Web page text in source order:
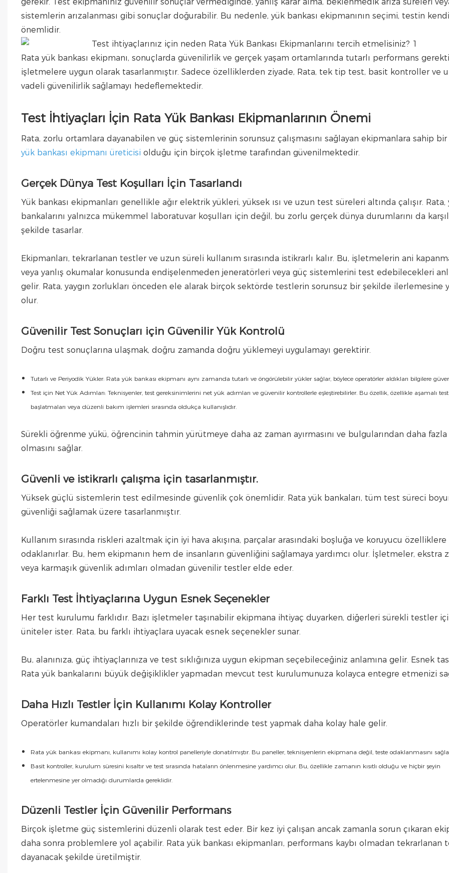
sistemlerin arızalanması gibi sonuçlar doğurabilir. Bu nedenle, yük bankası ekipmanının seçimi, testin
önemlidir.
Rata yük bankası ekipmanı, sonuçlarda güvenilirlik ve gerçek yaşam ortamlarında tutarlı performans
işletmelere uygun olarak tasarlanmıştır. Sadece özelliklerden ziyade, Rata, tek tip test, basit kontroller ve
vadeli güvenilirlik sağlamayı hedeflemektedir.
Test İhtiyaçları İçin Rata Yük Bankası Ekipmanlarının Önemi
Rata, zorlu ortamlara dayanabilen ve güç sistemlerinin sorunsuz çalışmasını sağlayan ekipmanlara sahip bir
yük bankası ekipmanı üreticisi olduğu için birçok işletme tarafından güvenilmektedir.
Gerçek Dünya Test Koşulları İçin Tasarlandı
Yük bankası ekipmanları genellikle ağır elektrik yükleri, yüksek ısı ve uzun test süreleri altında çalışır. Rata,
bankalarını yalnızca mükemmel laboratuvar koşulları için değil, bu zorlu gerçek dünya durumlarını da
şekilde tasarlar.
Ekipmanları, tekrarlanan testler ve uzun süreli kullanım sırasında istikrarlı kalır. Bu, işletmelerin ani
veya yanlış okumalar konusunda endişelenmeden jeneratörleri veya güç sistemlerini test edebilecekleri
gelir. Rata, yaygın zorlukları önceden ele alarak birçok sektörde testlerin sorunsuz bir şekilde ilerlemesine
olur.
Güvenilir Test Sonuçları için Güvenilir Yük Kontrolü
Doğru test sonuçlarına ulaşmak, doğru zamanda doğru yüklemeyi uygulamayı gerektirir.
Tutarlı ve Periyodik Yükler: Rata yük bankası ekipmanı aynı zamanda tutarlı ve öngörülebilir yükler sağlar, böylece operatörler aldıkları bilgilere
Test için Net Yük Adımları: Teknisyenler, test gereksinimlerini net yük adımları ve güvenilir kontrollerle eşleştirebilirler. Bu özellik, özellikle aşamalı
başlatmaları veya düzenli bakım işlemleri sırasında oldukça kullanışlıdır.
Sürekli öğrenme yükü, öğrencinin tahmin yürütmeye daha az zaman ayırmasını ve bulgularından daha
olmasını sağlar.
Güvenli ve istikrarlı çalışma için tasarlanmıştır.
Yüksek güçlü sistemlerin test edilmesinde güvenlik çok önemlidir. Rata yük bankaları, tüm test süreci
güvenliği sağlamak üzere tasarlanmıştır.
Kullanım sırasında riskleri azaltmak için iyi hava akışına, parçalar arasındaki boşluğa ve koruyucu özelliklere
odaklanırlar. Bu, hem ekipmanın hem de insanların güvenliğini sağlamaya yardımcı olur. İşletmeler, ekstra
veya karmaşık güvenlik adımları olmadan güvenilir testler elde eder.
Farklı Test İhtiyaçlarına Uygun Esnek Seçenekler
Her test kurulumu farklıdır. Bazı işletmeler taşınabilir ekipmana ihtiyaç duyarken, diğerleri sürekli testler
üniteler ister. Rata, bu farklı ihtiyaçlara uyacak esnek seçenekler sunar.
Bu, alanınıza, güç ihtiyaçlarınıza ve test sıklığınıza uygun ekipman seçebileceğiniz anlamına gelir. Esnek
Rata yük bankalarını büyük değişiklikler yapmadan mevcut test kurulumunuza kolayca entegre etmenizi
Daha Hızlı Testler İçin Kullanımı Kolay Kontroller
Operatörler kumandaları hızlı bir şekilde öğrendiklerinde test yapmak daha kolay hale gelir.
Rata yük bankası ekipmanı, kullanımı kolay kontrol panelleriyle donatılmıştır. Bu paneller, teknisyenlerin ekipmana değil, teste odaklanmasını
Basit kontroller, kurulum süresini kısaltır ve test sırasında hataların önlenmesine yardımcı olur. Bu, özellikle zamanın kısıtlı olduğu ve hiçbir şeyin
ertelenmesine yer olmadığı durumlarda gereklidir.
Düzenli Testler İçin Güvenilir Performans
Birçok işletme güç sistemlerini düzenli olarak test eder. Bir kez iyi çalışan ancak zamanla sorun çıkaran
daha sonra problemlere yol açabilir. Rata yük bankası ekipmanları, performans kaybı olmadan tekrarlanan
dayanacak şekilde üretilmiştir.